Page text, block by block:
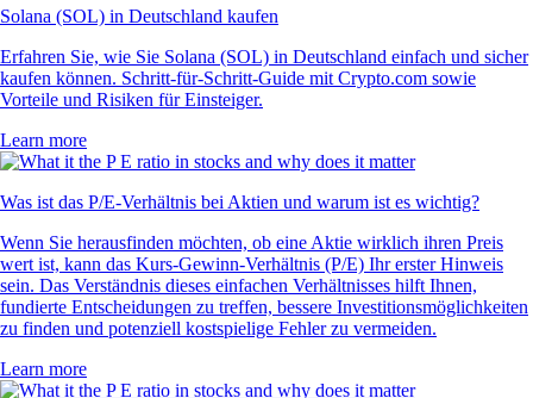
Solana (SOL) in Deutschland kaufen
Erfahren Sie, wie Sie Solana (SOL) in Deutschland einfach und sicher
kaufen können. Schritt-für-Schritt-Guide mit Crypto.com sowie
Vorteile und Risiken für Einsteiger.
Learn more
Was ist das P/E-Verhältnis bei Aktien und warum ist es wichtig?
Wenn Sie herausfinden möchten, ob eine Aktie wirklich ihren Preis
wert ist, kann das Kurs-Gewinn-Verhältnis (P/E) Ihr erster Hinweis
sein. Das Verständnis dieses einfachen Verhältnisses hilft Ihnen,
fundierte Entscheidungen zu treffen, bessere Investitionsmöglichkeiten
zu finden und potenziell kostspielige Fehler zu vermeiden.
Learn more